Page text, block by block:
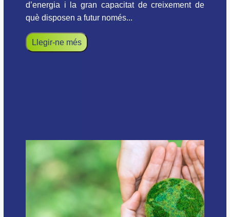
d’energia i la gran capacitat de creixement de
què disposen a futur només...
Llegir-ne més